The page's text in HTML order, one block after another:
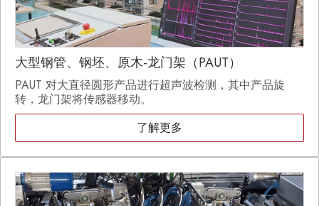
大型钢管、钢坯、原木-龙门架（PAUT）
PAUT 对大直径圆形产品进行超声波检测，其中产品旋
转，龙门架将传感器移动。
了解更多